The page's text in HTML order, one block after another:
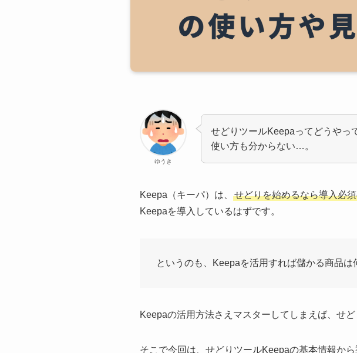
ゆうき
せどりツールKeepaってどうやっ
使い方も分からない…。
Keepa（キーパ）は、 せどりを始めるなら導入必
Keepaを導入しているはずです。
というのも、Keepaを活用すれば儲かる商品
Keepaの活用方法さえマスターしてしまえば、せ
そこで今回は、せどりツールKeepaの基本情報か